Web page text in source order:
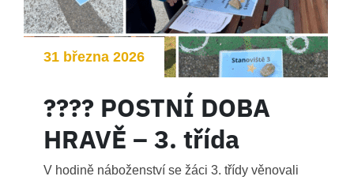
31 března 2026
???? POSTNÍ DOBA
HRAVĚ – 3. třída
V hodině náboženství se žáci 3. třídy věnovali